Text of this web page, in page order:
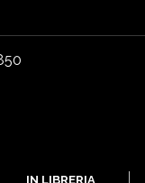
IN LIBRERIA